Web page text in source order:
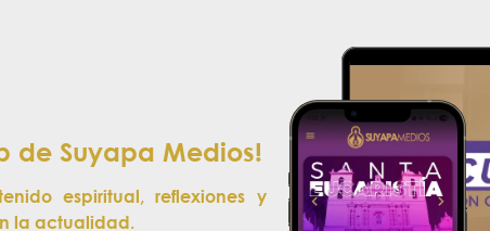
de Suyapa Medios!
espiritual, reflexiones y
la actualidad.